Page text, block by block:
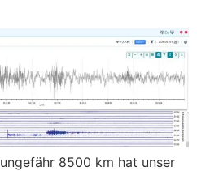
8500 km hat unser